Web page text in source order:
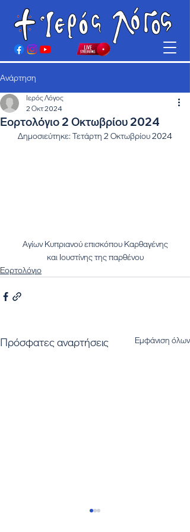
Ανάρτηση
Εορτολόγιο 2 Οκτωβρίου 2024
Ιερός Λόγος
2 Οκτ 2024
Δημοσιεύτηκε: Τετάρτη 2 Οκτωβρίου 2024
Αγίων Κυπριανού επισκόπου Καρθαγένης
και Ιουστίνης της παρθένου
Εορτολόγιο
Πρόσφατες αναρτήσεις Εμφάνιση όλων